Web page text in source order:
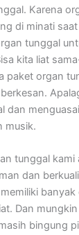
Karena
di minati
tunggal
kita liat
paket organ
dan
musik.
tunggal
dan
Dan
bingung